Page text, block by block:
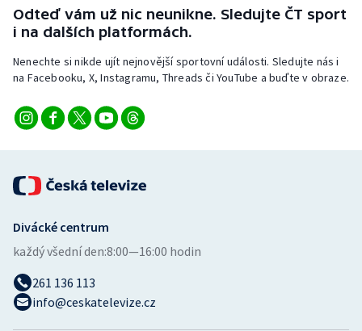
Triatlon
Veslování
Vodní slalom
Ostatní
Odteď vám už nic neunikne. Sledujte ČT sport
i na dalších platformách.
Nenechte si nikde ujít nejnovější sportovní události. Sledujte nás i
na Facebooku, X, Instagramu, Threads či YouTube a buďte v obraze.
Divácké centrum
každý všední den:8:00—16:00 hodin
261 136 113
info@ceskatelevize.cz